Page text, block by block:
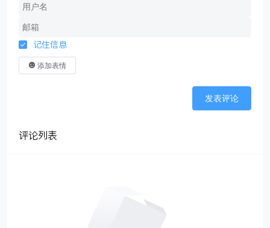
记住信息
添加表情
发表评论
评论列表